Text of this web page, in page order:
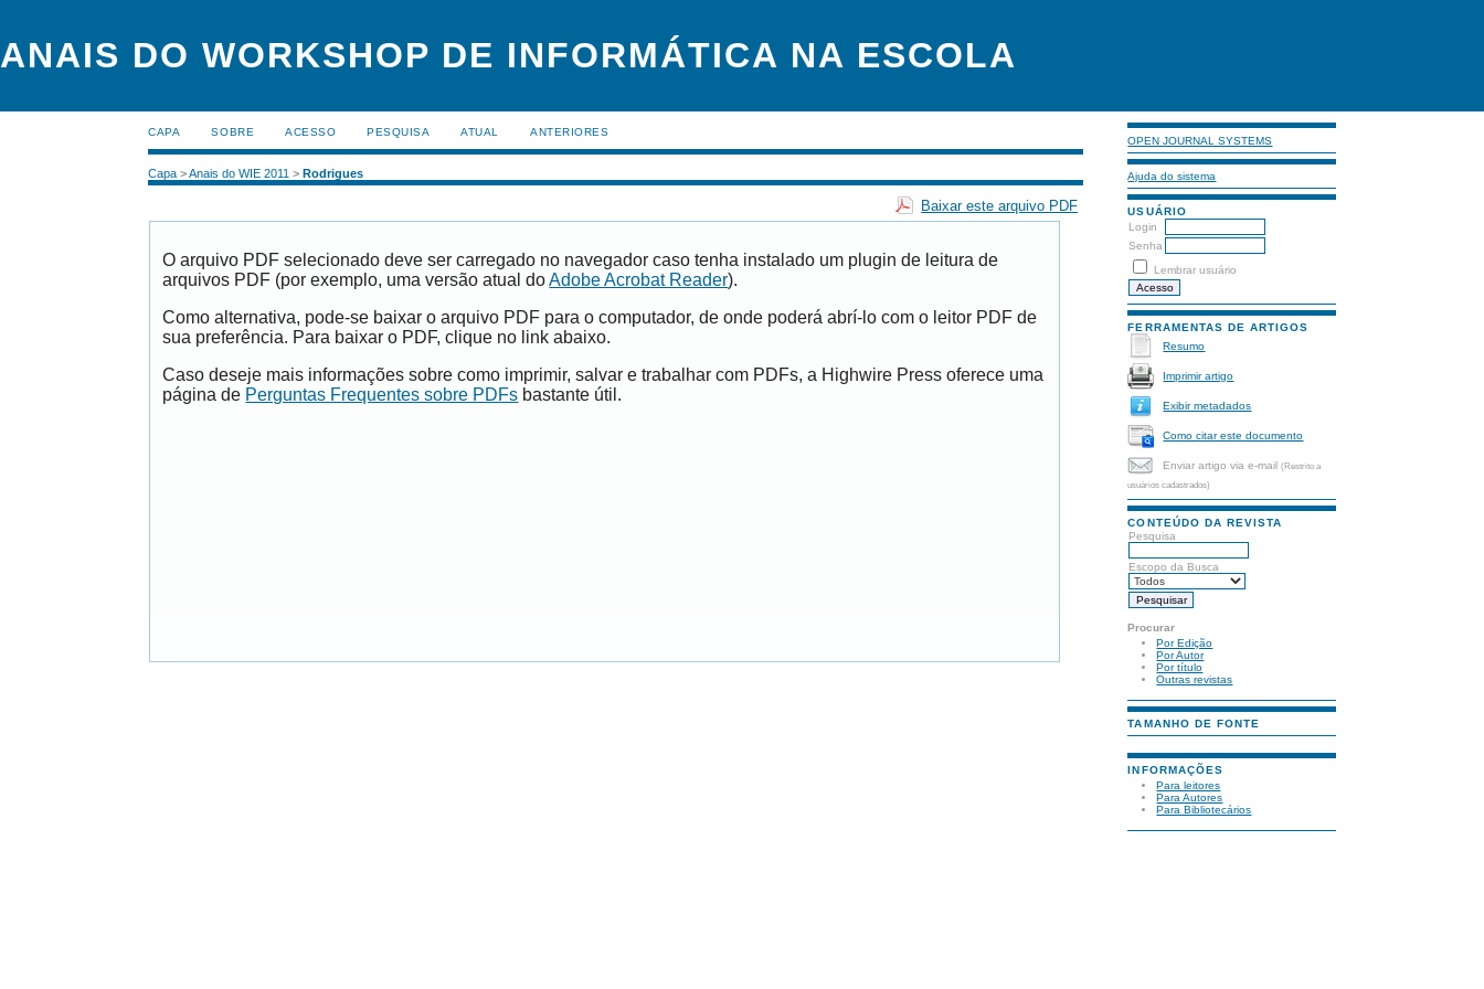
ANAIS DO WORKSHOP DE INFORMÁTICA NA ESCOLA
OPEN JOURNAL SYSTEMS
Ajuda do sistema
USUÁRIO
Login
Senha
Lembrar usuário
FERRAMENTAS DE ARTIGOS
Resumo
Imprimir artigo
Exibir metadados
Como citar este documento
Enviar artigo via e-mail(Restrito a
usuários cadastrados)
CONTEÚDO DA REVISTA
Pesquisa
Escopo da Busca
Procurar
Por Edição
Por Autor
Por título
Outras revistas
TAMANHO DE FONTE
INFORMAÇÕES
Para leitores
Para Autores
Para Bibliotecários
CAPA SOBRE ACESSO PESQUISA ATUAL ANTERIORES
Capa >Anais do WIE 2011 >Rodrigues
Baixar este arquivo PDF
O arquivo PDF selecionado deve ser carregado no navegador caso tenha instalado um plugin de leitura de
arquivos PDF (por exemplo, uma versão atual doAdobe Acrobat Reader).
Como alternativa, pode-se baixar o arquivo PDF para o computador, de onde poderá abrí-lo com o leitor PDF de
sua preferência. Para baixar o PDF, clique no link abaixo.
Caso deseje mais informações sobre como imprimir, salvar e trabalhar com PDFs, a Highwire Press oferece uma
página de Perguntas Frequentes sobre PDFs bastante útil.